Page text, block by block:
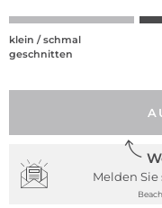
klein / schmal
geschnitten
Melden Sie